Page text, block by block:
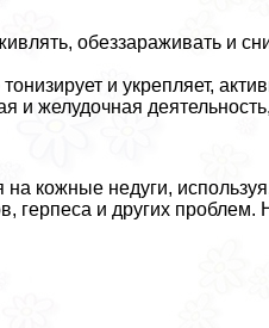
обеззараживать и
и укрепляет,
и желудочная
кожные недуги,
гepпeса и других